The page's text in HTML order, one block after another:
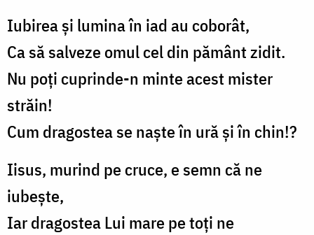
Iubirea şi lumina în iad au coborât,
Ca să salveze omul cel din pământ zidit.
Nu poţi cuprinde-n minte acest mister
străin!
Cum dragostea se naşte în ură şi în chin!?
Iisus, murind pe cruce, e semn că ne
iubeşte,
Iar dragostea Lui mare pe toți ne